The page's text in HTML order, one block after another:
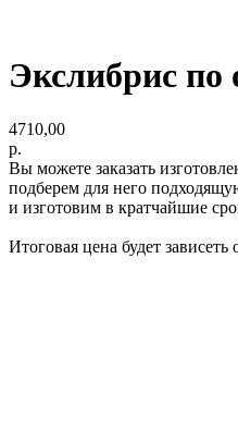
Экслибрис
4710,00
р.
Вы можете заказать
подберем для него
и изготовим в кратчайшие
Итоговая цена будет